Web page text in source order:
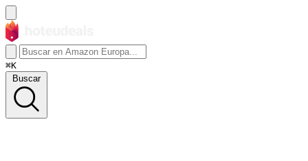
⌘K
Buscar